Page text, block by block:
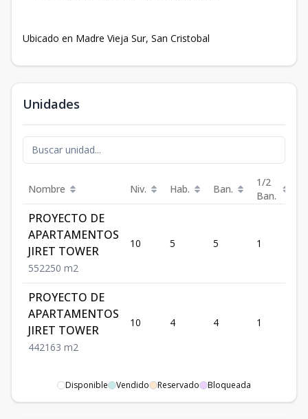
Ubicado en Madre Vieja Sur, San Cristobal
Unidades
Nombre Niv. Hab. Ban.
1/2
Ban.
PROYECTO DE
APARTAMENTOS
JIRET TOWER
552250 m2
10 5 5 1
PROYECTO DE
APARTAMENTOS
JIRET TOWER
442163 m2
10 4 4 1
Disponible Vendido Reservado Bloqueada